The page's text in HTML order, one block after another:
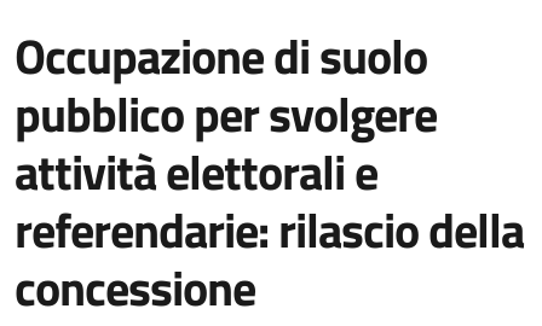
Occupazione di suolo
pubblico per svolgere
attività elettorali e
referendarie: rilascio della
concessione